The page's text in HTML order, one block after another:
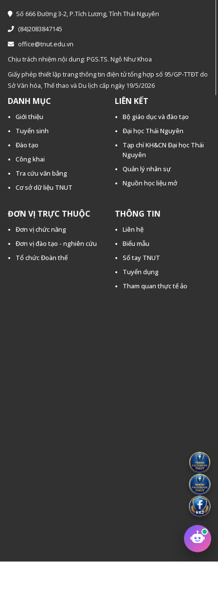
Số 666 Đường 3-2, P.Tích Lương, Tỉnh Thái Nguyên
(84)2083847145
office@tnut.edu.vn
Chịu trách nhiệm nội dung: PGS.TS. Ngô Như Khoa
Giấy phép thiết lập trang thông tin điện tử tổng hợp số 95/GP-TTĐT do
Sở Văn hóa, Thế thao và Du lịch cấp ngày 19/5/2026
DANH MỤC
Giới thiệu
Tuyển sinh
Đào tạo
Công khai
Tra cứu văn bằng
Cơ sở dữ liệu TNUT
LIÊN KẾT
Bộ giáo dục và đào tạo
Đại học Thái Nguyên
Tạp chí KH&CN Đại học Thái
Nguyên
Quản lý nhân sự
Nguồn học liệu mở
ĐƠN VỊ TRỰC THUỘC
Đơn vị chức năng
Đơn vị đào tạo - nghiên cứu
Tổ chức Đoàn thể
THÔNG TIN
Liên hệ
Biểu mẫu
Sổ tay TNUT
Tuyển dụng
Tham quan thực tế ảo